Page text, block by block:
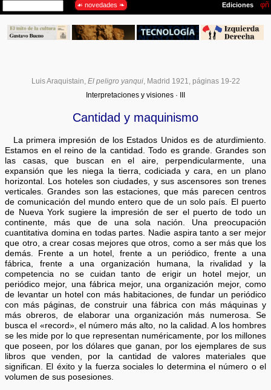
Luis Araquistain El peligro yanqui, Madrid 1921, páginas 19-22
Interpretaciones y visiones · III
Cantidad y maquinismo
La primera impresión de los Estados Unidos es de aturdimiento.
Estamos en el reino de la cantidad. Todo es grande. Grandes son
las casas, que buscan en el aire, perpendicularmente, una
expansión que les niega la tierra, codiciada y cara, en un plano
horizontal. Los hoteles son ciudades, y sus ascensores son trenes
verticales. Grandes son las estaciones, que más parecen centros
de comunicación del mundo entero que de un solo país. El puerto
de Nueva York sugiere la impresión de ser el puerto de todo un
continente, más que de una sola nación. Una preocupación
cuantitativa domina en todas partes. Nadie aspira tanto a ser mejor
que otro, a crear cosas mejores que otros, como a ser más que los
demás. Frente a un hotel, frente a un periódico, frente a una
fábrica, frente a una organización humana, la rivalidad y la
competencia no se cuidan tanto de erigir un hotel mejor, un
periódico mejor, una fábrica mejor, una organización mejor, como
de levantar un hotel con más habitaciones, de fundar un periódico
con más páginas, de construir una fábrica con más máquinas y
más obreros, de elaborar una organización más numerosa. Se
busca el «record», el número más alto, no la calidad. A los hombres
se les mide por lo que representan numéricamente, por los millones
que poseen, por los dólares que ganan, por los ejemplares de sus
libros que venden, por la cantidad de valores materiales que
significan. El éxito y la fuerza sociales lo determina el número o el
volumen de sus posesiones.